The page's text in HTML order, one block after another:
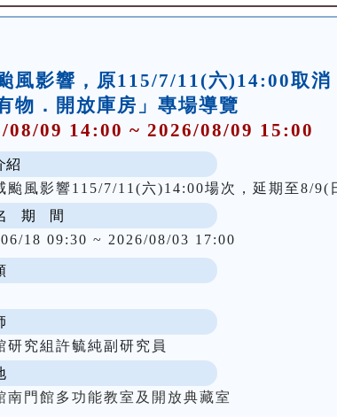
風影響，原115/7/11(六)14:00取
物．開放庫房」專場導覽
08/09 14:00 ~ 2026/08/09 15:00
紹
颱風影響115/7/11(六)14:00場次，延期至8/9(
期 間
18 09:30 ~ 2026/08/03 17:00
研究組許毓純副研究員
南門館多功能教室及開放典藏室